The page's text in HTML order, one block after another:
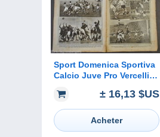
Sport Domenica Sportiva
Calcio Juve Pro Vercelli
Padova 1934± 16,13 $US
Acheter